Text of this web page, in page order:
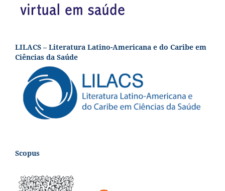
LILACS – Literatura Latino-Americana e do Caribe em
Ciências da Saúde
Scopus